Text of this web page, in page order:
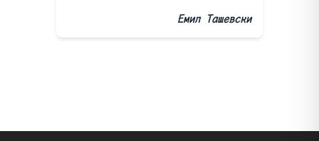
Емил Ташевски